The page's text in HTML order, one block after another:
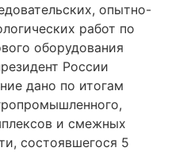
опытно-
работ по
оборудования
России
дано по итогам
и смежных
состоявшегося 5